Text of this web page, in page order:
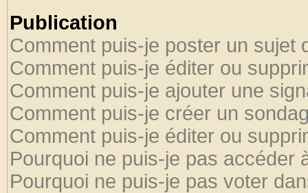
Publication
Comment puis-je poster un sujet
Comment puis-je éditer ou
Comment puis-je ajouter une
Comment puis-je créer un
Comment puis-je éditer ou
Pourquoi ne puis-je pas accéder
Pourquoi ne puis-je pas voter